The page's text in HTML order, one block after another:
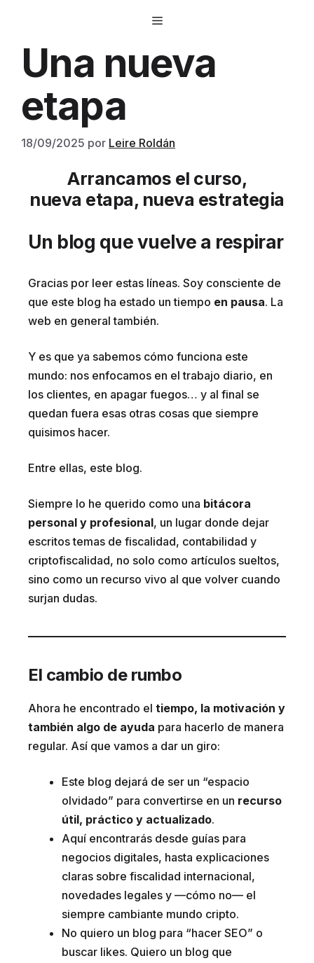
contenido
Menú
Una nueva
etapa
18/09/2025 por Leire Roldán
Arrancamos el curso,
nueva etapa, nueva estrategia
Un blog que vuelve a respirar
Gracias por leer estas líneas. Soy consciente de
que este blog ha estado un tiempo en pausa. La
web en general también.
Y es que ya sabemos cómo funciona este
mundo: nos enfocamos en el trabajo diario, en
los clientes, en apagar fuegos… y al final se
quedan fuera esas otras cosas que siempre
quisimos hacer.
Entre ellas, este blog.
Siempre lo he querido como una bitácora
personal y profesional, un lugar donde dejar
escritos temas de fiscalidad, contabilidad y
criptofiscalidad, no solo como artículos sueltos,
sino como un recurso vivo al que volver cuando
surjan dudas.
El cambio de rumbo
Ahora he encontrado el tiempo, la motivación y
también algo de ayuda para hacerlo de manera
regular. Así que vamos a dar un giro:
Este blog dejará de ser un “espacio
olvidado” para convertirse en un recurso
útil, práctico y actualizado.
Aquí encontrarás desde guías para
negocios digitales, hasta explicaciones
claras sobre fiscalidad internacional,
novedades legales y —cómo no— el
siempre cambiante mundo cripto.
No quiero un blog para “hacer SEO” o
buscar likes. Quiero un blog que